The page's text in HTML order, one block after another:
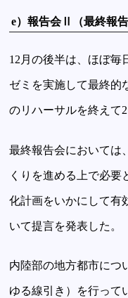
e）報告会Ⅱ（最終報告
12月の後半は、ほぼ毎
ゼミを実施して最終的
のリハーサルを終えて
最終報告会においては
くりを進める上で必要
化計画をいかにして有
いて提言を発表した。
内陸部の地方都市につ
ゆる線引き）を行って